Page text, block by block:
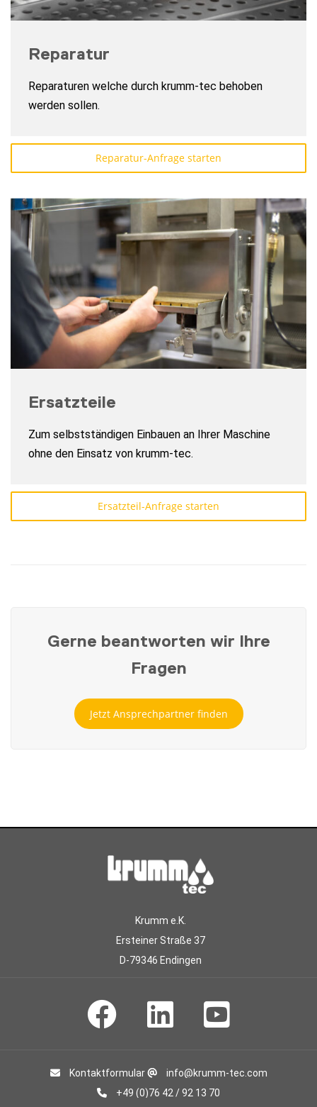
Reparatur
Reparaturen welche durch krumm-tec behoben
werden sollen.
Reparatur-Anfrage starten
Ersatzteile
Zum selbstständigen Einbauen an Ihrer Maschine
ohne den Einsatz von krumm-tec.
Ersatzteil-Anfrage starten
Gerne beantworten wir Ihre
Fragen
Jetzt Ansprechpartner finden
Krumm e.K.
Ersteiner Straße 37
D-79346 Endingen
Kontaktformular
info@krumm-tec.com
+49 (0)76 42 / 92 13 70